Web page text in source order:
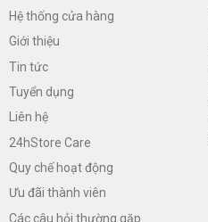
Hệ thống cửa hàng
Giới thiệu
Tin tức
Tuyển dụng
Liên hệ
24hStore Care
Quy chế hoạt động
Ưu đãi thành viên
Các câu hỏi thường gặp